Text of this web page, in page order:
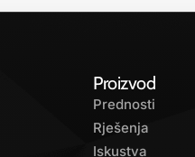
Proizvod
Prednosti
Rješenja
Iskustva